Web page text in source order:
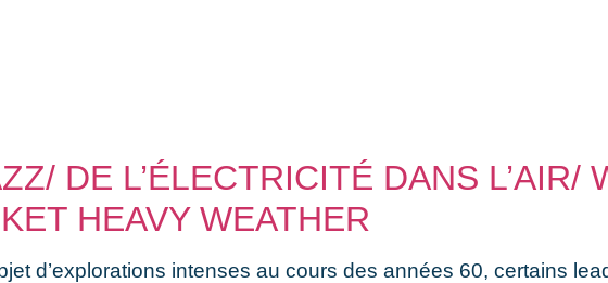
DE L’ÉLECTRICITÉ DANS L’AIR/
HEAVY WEATHER
d’explorations intenses au cours des années 60, certains